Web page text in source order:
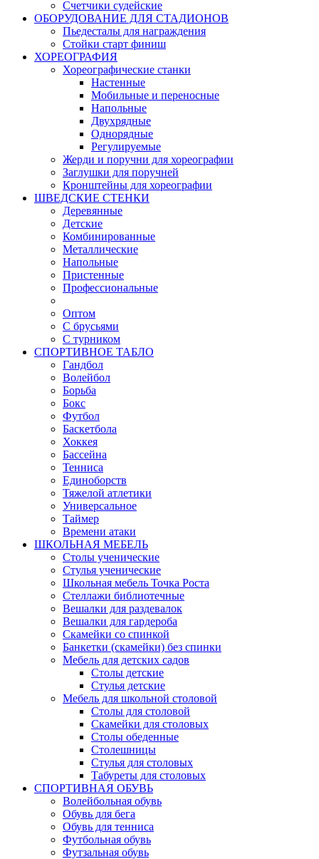
Счетчики судейские
ОБОРУДОВАНИЕ ДЛЯ СТАДИОНОВ
Пьедесталы для награждения
Стойки старт финиш
ХОРЕОГРАФИЯ
Хореографические станки
Настенные
Мобильные и переносные
Напольные
Двухрядные
Однорядные
Регулируемые
Жерди и поручни для хореографии
Заглушки для поручней
Кронштейны для хореографии
ШВЕДСКИЕ СТЕНКИ
Деревянные
Детские
Комбинированные
Металлические
Напольные
Пристенные
Профессиональные
Оптом
С брусьями
С турником
СПОРТИВНОЕ ТАБЛО
Гандбол
Волейбол
Борьба
Бокс
Футбол
Баскетбола
Хоккея
Бассейна
Тенниса
Единоборств
Тяжелой атлетики
Универсальное
Таймер
Времени атаки
ШКОЛЬНАЯ МЕБЕЛЬ
Столы ученические
Стулья ученические
Школьная мебель Точка Роста
Стеллажи библиотечные
Вешалки для раздевалок
Вешалки для гардероба
Скамейки со спинкой
Банкетки (скамейки) без спинки
Мебель для детских садов
Столы детские
Стулья детские
Мебель для школьной столовой
Столы для столовой
Скамейки для столовых
Столы обеденные
Столешницы
Стулья для столовых
Табуреты для столовых
СПОРТИВНАЯ ОБУВЬ
Волейбольная обувь
Обувь для бега
Обувь для тенниса
Футбольная обувь
Футзальная обувь